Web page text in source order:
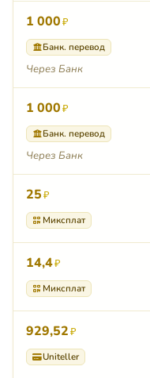
1 000₽
Банк. перевод
Через Банк
1 000₽
Банк. перевод
Через Банк
25₽
Миксплат
14,4₽
Миксплат
929,52₽
Uniteller